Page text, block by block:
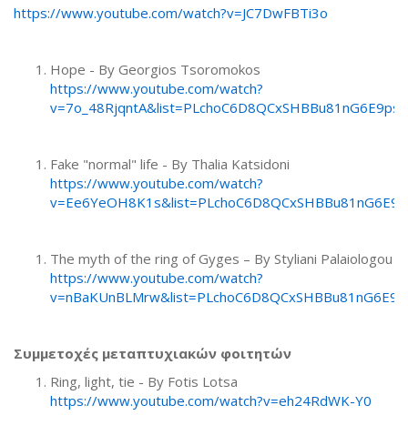
https://www.youtube.com/watch?v=JC7DwFBTi3o
Hope - By Georgios Tsoromokos
https://www.youtube.com/watch?
Fake "normal" life - By Thalia Katsidoni
https://www.youtube.com/watch?
The myth of the ring of Gyges – By Styliani Palaiologou
https://www.youtube.com/watch?
Συμμετοχές μεταπτυχιακών φοιτητών
Ring, light, tie - By Fotis Lotsa
https://www.youtube.com/watch?v=eh24RdWK-Y0